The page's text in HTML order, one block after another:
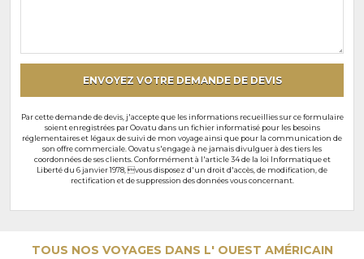
ENVOYEZ VOTRE DEMANDE DE DEVIS
Par cette demande de devis, j'accepte que les informations recueillies sur ce formulaire
soient enregistrées par Oovatu dans un fichier informatisé pour les besoins
réglementaires et légaux de suivi de mon voyage ainsi que pour la communication de
son offre commerciale. Oovatu s'engage à ne jamais divulguer à des tiers les
coordonnées de ses clients. Conformément à l'article 34 de la loi Informatique et
Liberté du 6 janvier 1978, vous disposez d'un droit d'accès, de modification, de
rectification et de suppression des données vous concernant.
TOUS NOS VOYAGES DANS L' OUEST AMÉRICAIN